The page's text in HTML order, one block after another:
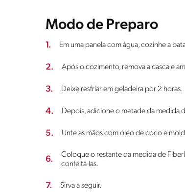
Modo de Preparo
1. Em uma panela com água, cozinhe a
2. Após o cozimento, remova a casca e
3. Deixe resfriar em geladeira por 2 horas.
4. Depois, adicione o metade da medida
5. Unte as mãos com óleo de coco e
6.
Coloque o restante da medida de
confeitá-las.
7. Sirva a seguir.